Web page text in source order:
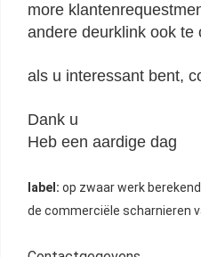
more
andere deurklink ook te
als u interessant bent,
Dank u
Heb een aardige dag
label: op zwaar werk
de commerciële scharnieren